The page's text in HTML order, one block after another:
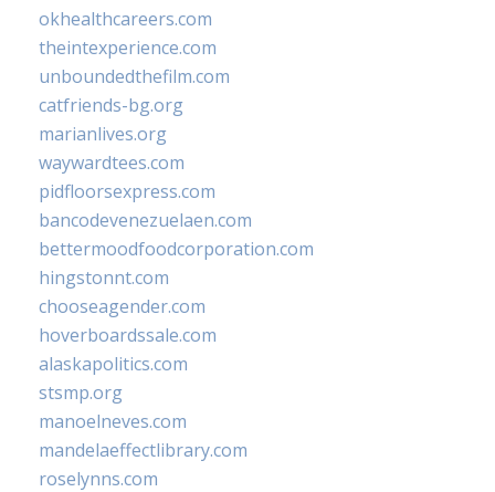
okhealthcareers.com
theintexperience.com
unboundedthefilm.com
catfriends-bg.org
marianlives.org
waywardtees.com
pidfloorsexpress.com
bancodevenezuelaen.com
bettermoodfoodcorporation.com
hingstonnt.com
chooseagender.com
hoverboardssale.com
alaskapolitics.com
stsmp.org
manoelneves.com
mandelaeffectlibrary.com
roselynns.com